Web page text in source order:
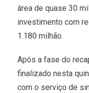
área de quase 30
investimento com
1.180 milhão.
Após a fase do
finalizado nesta
com o serviço de